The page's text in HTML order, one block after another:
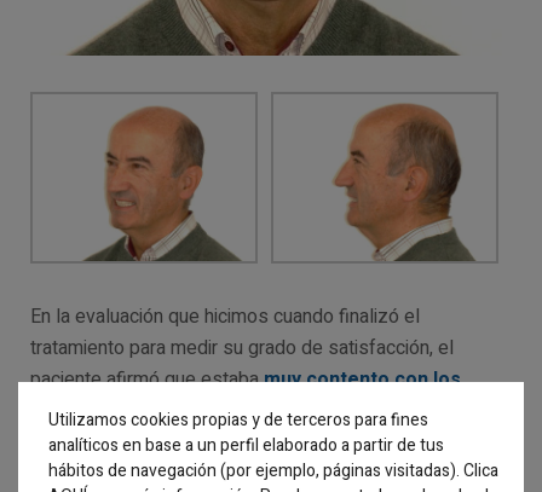
En la evaluación que hicimos cuando finalizó el
tratamiento para medir su grado de satisfacción, el
paciente afirmó que estabamuy contento con los
resultados , y que tanto familiares como amigos habían
notado la mejora. Puedes comprobar la transformación
en el siguiente vídeo:
Utilizamos cookies propias y de terceros para fines
analíticos en base a un perfil elaborado a partir de tus
hábitos de navegación (por ejemplo, páginas visitadas). Clica